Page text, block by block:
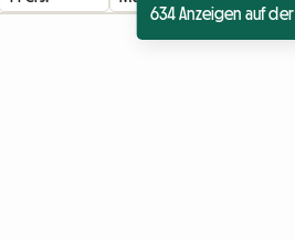
634 Anzeigen auf